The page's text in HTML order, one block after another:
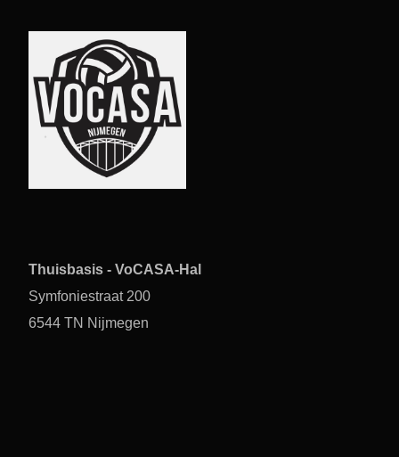
Thuisbasis - VoCASA-Hal
Symfoniestraat 200
6544 TN Nijmegen